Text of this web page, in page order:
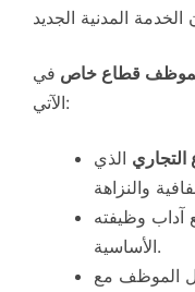
قطاع خاص في
الآتي:
الذي
والنزاهة
آداب وظيفته
الأساسية.
الموظف مع